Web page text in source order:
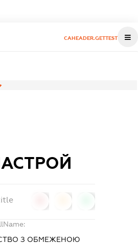
CAHEADER.GETTEST
З ОБМЕЖЕНОЮ